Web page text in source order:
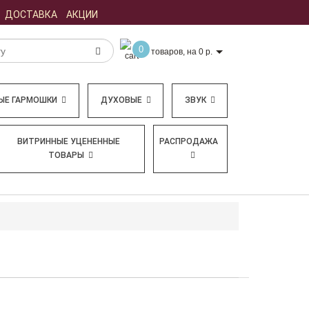
ДОСТАВКА АКЦИИ
0 товаров, на 0 р.
ГАРМОШКИ ДУХОВЫЕ ЗВУК
ВИТРИННЫЕ УЦЕНЕННЫЕ
ТОВАРЫ
РАСПРОДАЖА